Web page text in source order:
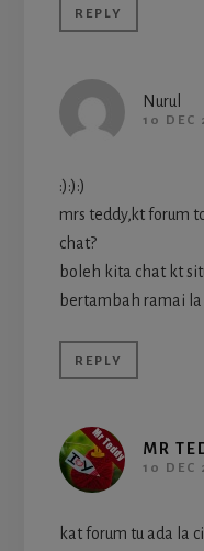
REPLY
Nurul
10 DEC
:):):)
mrs teddy,kt forum
chat?
boleh kita chat kt
bertambah ramai la
REPLY
MR
10 DEC
kat forum tu ada la